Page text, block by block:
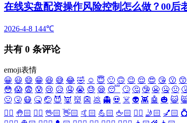
在线实盘配资操作风险控制怎么做？00后
2026-4-8 144℃
共有 0 条评论
emoji表情
😀 😃 😄 😁 😆 😅 😂 🤣 ☺️ 😇 🙂 🙃 😉 😌 😍 😘 😗 😙
😳 😱 😨 😰 😢 😥 🤤 😭 😓 😪 😴 🙄 🤔 🤥 😬 🤐 🤢
🤢 🤧 😷 🤒 🤕 😈 👿 👹 👺 💩 👻 💀 ☠️ 👽 👾 🤖 🎃 😺
✋🏻 🤚🏻 🖐🏻 🖖🏻 👋🏻 🤙🏻 💪🏻 🖕🏻 ✍🏻 🤳🏻 💅🏻 💍